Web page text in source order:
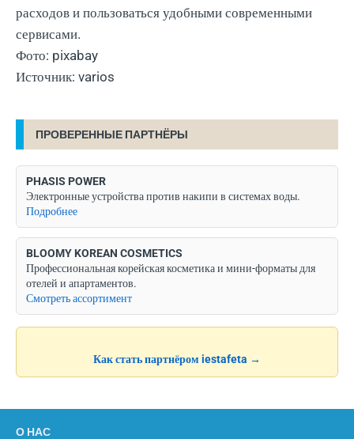
расходов и пользоваться удобными современными
сервисами.
Фото: pixabay
Источник: varios
ПРОВЕРЕННЫЕ ПАРТНЁРЫ
PHASIS POWER
Электронные устройства против накипи в системах воды.
Подробнее
BLOOMY KOREAN COSMETICS
Профессиональная корейская косметика и мини-форматы для
отелей и апартаментов.
Смотреть ассортимент
Как стать партнёром iestafeta →
О НАС